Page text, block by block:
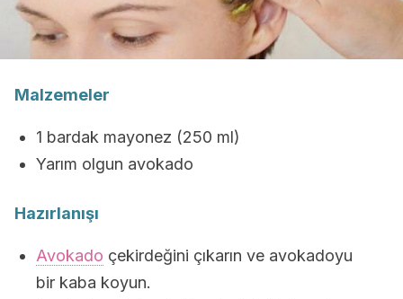
Malzemeler
1 bardak mayonez (250 ml)
Yarım olgun avokado
Hazırlanışı
Avokado çekirdeğini çıkarın ve avokadoyu
bir kaba koyun.